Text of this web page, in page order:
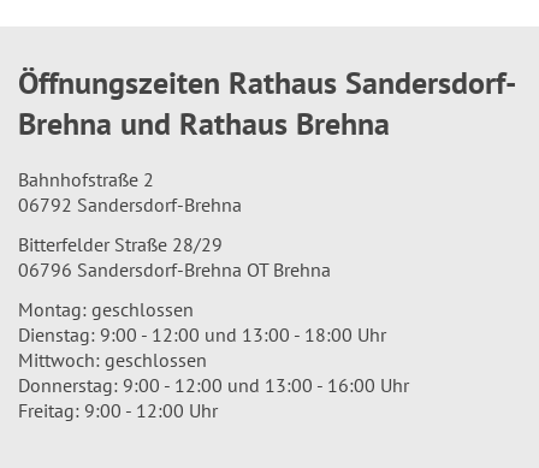
Öffnungszeiten Rathaus Sandersdorf-
Brehna und Rathaus Brehna
Bahnhofstraße 2
06792 Sandersdorf-Brehna
Bitterfelder Straße 28/29
06796 Sandersdorf-Brehna OT Brehna
Montag: geschlossen
Dienstag: 9:00 - 12:00 und 13:00 - 18:00 Uhr
Mittwoch: geschlossen
Donnerstag: 9:00 - 12:00 und 13:00 - 16:00 Uhr
Freitag: 9:00 - 12:00 Uhr